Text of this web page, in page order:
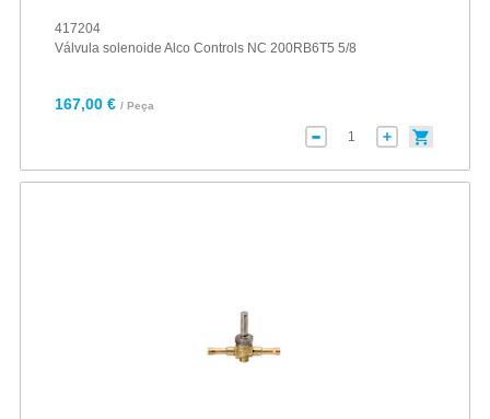
417204
Válvula solenoide Alco Controls NC 200RB6T5 5/8
167,00 € / Peça